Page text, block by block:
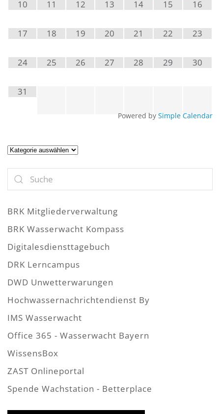
10 11 12 13 14 15 16
17 18 19 20 21 22 23
24 25 26 27 28 29 30
31
Powered by Simple Calendar
Artikel
BRK Mitgliederverwaltung
BRK Wasserwacht Kompass
Digitalesdiensttagebuch
DRK Lerncampus
DWD Unwetterwarungen
Hochwassernachrichtendienst By
IMS Wasserwacht
Office 365 - Wasserwacht Bayern
WissensBox
ZAST Onlineportal
Spende Wachstation - Betterplace